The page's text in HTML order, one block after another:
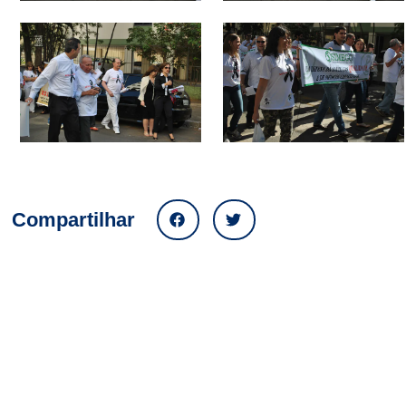
Compartilhar